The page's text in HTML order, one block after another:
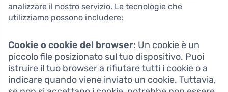
analizzare il nostro servizio. Le tecnologie che
utilizziamo possono includere:
Cookie o cookie del browser: Un cookie è un
piccolo file posizionato sul tuo dispositivo. Puoi
istruire il tuo browser a rifiutare tutti i cookie o a
indicare quando viene inviato un cookie. Tuttavia,